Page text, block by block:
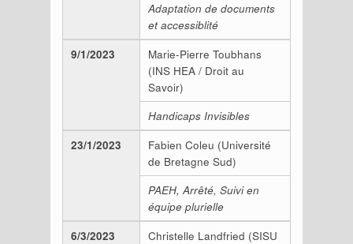
Adaptation de documents
et accessiblité
9/1/2023
Marie-Pierre Toubhans
(INS HEA / Droit au
Savoir)
Handicaps Invisibles
23/1/2023
Fabien Coleu (Université
de Bretagne Sud)
PAEH, Arrêté, Suivi en
équipe plurielle
6/3/2023
Christelle Landfried (SISU